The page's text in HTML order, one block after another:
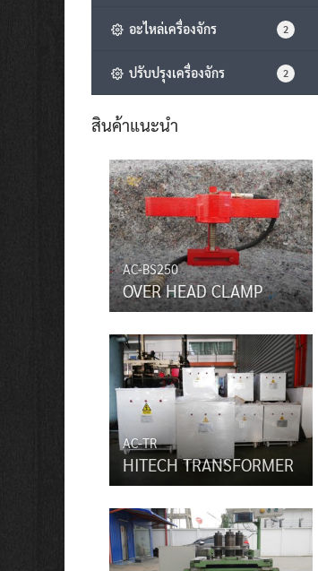
อะไหล่เครื่องจักร 2
ปรับปรุงเครื่องจักร 2
สินค้าแนะนำ
AC-BS250
OVER HEAD CLAMP
AC-TR
HITECH TRANSFORMER